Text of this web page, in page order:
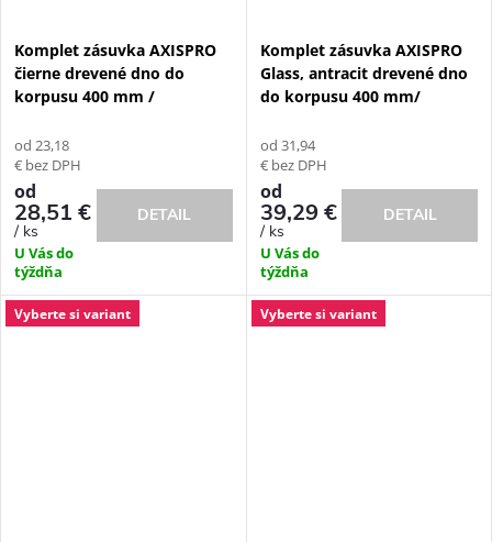
Komplet zásuvka AXISPRO
čierne drevené dno do
korpusu 400 mm /
od 23,18
€ bez DPH
od
28,51 €
/ ks
U Vás do
týždňa
DETAIL
Komplet zásuvka AXISPRO
Glass, antracit drevené dno
do korpusu 400 mm/
od 31,94
€ bez DPH
od
39,29 €
/ ks
U Vás do
týždňa
DETAIL
Vyberte si variant Vyberte si variant